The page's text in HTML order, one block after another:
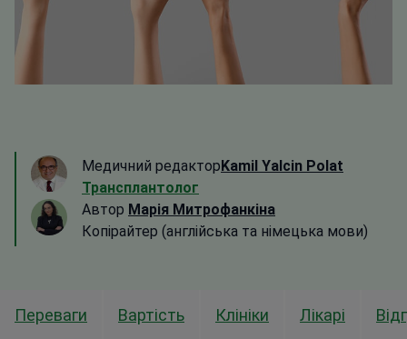
Медичний редакторKamil Yalcin Polat
Трансплантолог
Автор Марія Митрофанкіна
Копірайтер (англійська та німецька мови)
Переваги Вартість Клініки Лікарі